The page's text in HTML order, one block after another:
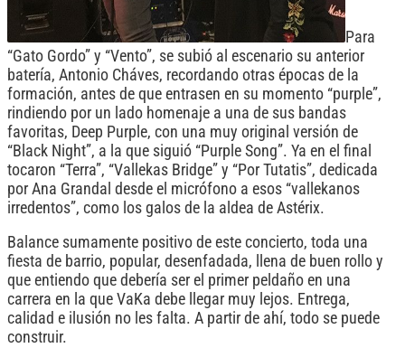
Para
“Gato Gordo” y “Vento”, se subió al escenario su anterior
batería, Antonio Cháves, recordando otras épocas de la
formación, antes de que entrasen en su momento “purple”,
rindiendo por un lado homenaje a una de sus bandas
favoritas, Deep Purple, con una muy original versión de
“Black Night”, a la que siguió “Purple Song”. Ya en el final
tocaron “Terra”, “Vallekas Bridge” y “Por Tutatis”, dedicada
por Ana Grandal desde el micrófono a esos “vallekanos
irredentos”, como los galos de la aldea de Astérix.
Balance sumamente positivo de este concierto, toda una
fiesta de barrio, popular, desenfadada, llena de buen rollo y
que entiendo que debería ser el primer peldaño en una
carrera en la que VaKa debe llegar muy lejos. Entrega,
calidad e ilusión no les falta. A partir de ahí, todo se puede
construir.